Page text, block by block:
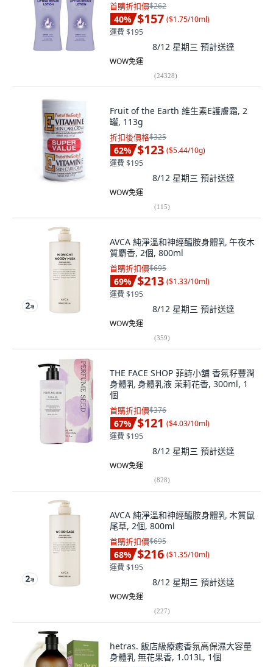
首購折扣價$262
40% $157 ($1.75/10ml)
運費 $195
8/12 星期三 預計送達
WOW免運
(24328)
Fruit of the Earth 維生素E護膚霜, 2
罐, 113g
折扣後價格$325
62% $123 ($5.44/10g)
運費 $195
8/12 星期三 預計送達
WOW免運
(115)
AVCA 純淨溫和神經醯胺身體乳 午夜木
質麝香, 2個, 800ml
首購折扣價$695
69% $213 ($1.33/10ml)
運費 $195
8/12 星期三 預計送達
WOW免運
(359)
THE FACE SHOP 菲詩小舖 香氛籽豐潤
身體乳 身體乳液 茉莉花香, 300ml, 1
個
首購折扣價$376
67% $121 ($4.03/10ml)
運費 $195
8/12 星期三 預計送達
WOW免運
(828)
AVCA 純淨溫和神經醯胺身體乳 木質鼠
尾草, 2個, 800ml
首購折扣價$695
68% $216 ($1.35/10ml)
運費 $195
8/12 星期三 預計送達
WOW免運
(227)
hetras. 飯店級療癒香氛高保濕大容量
身體乳 無花果香, 1.013L, 1個